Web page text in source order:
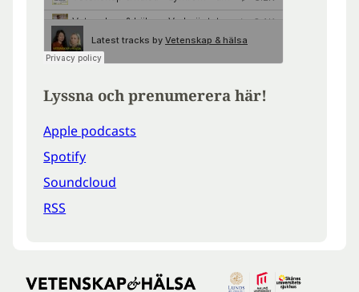
Lyssna och prenumerera här!
Apple podcasts
Spotify
Soundcloud
RSS